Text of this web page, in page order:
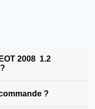
2008 1.2
?